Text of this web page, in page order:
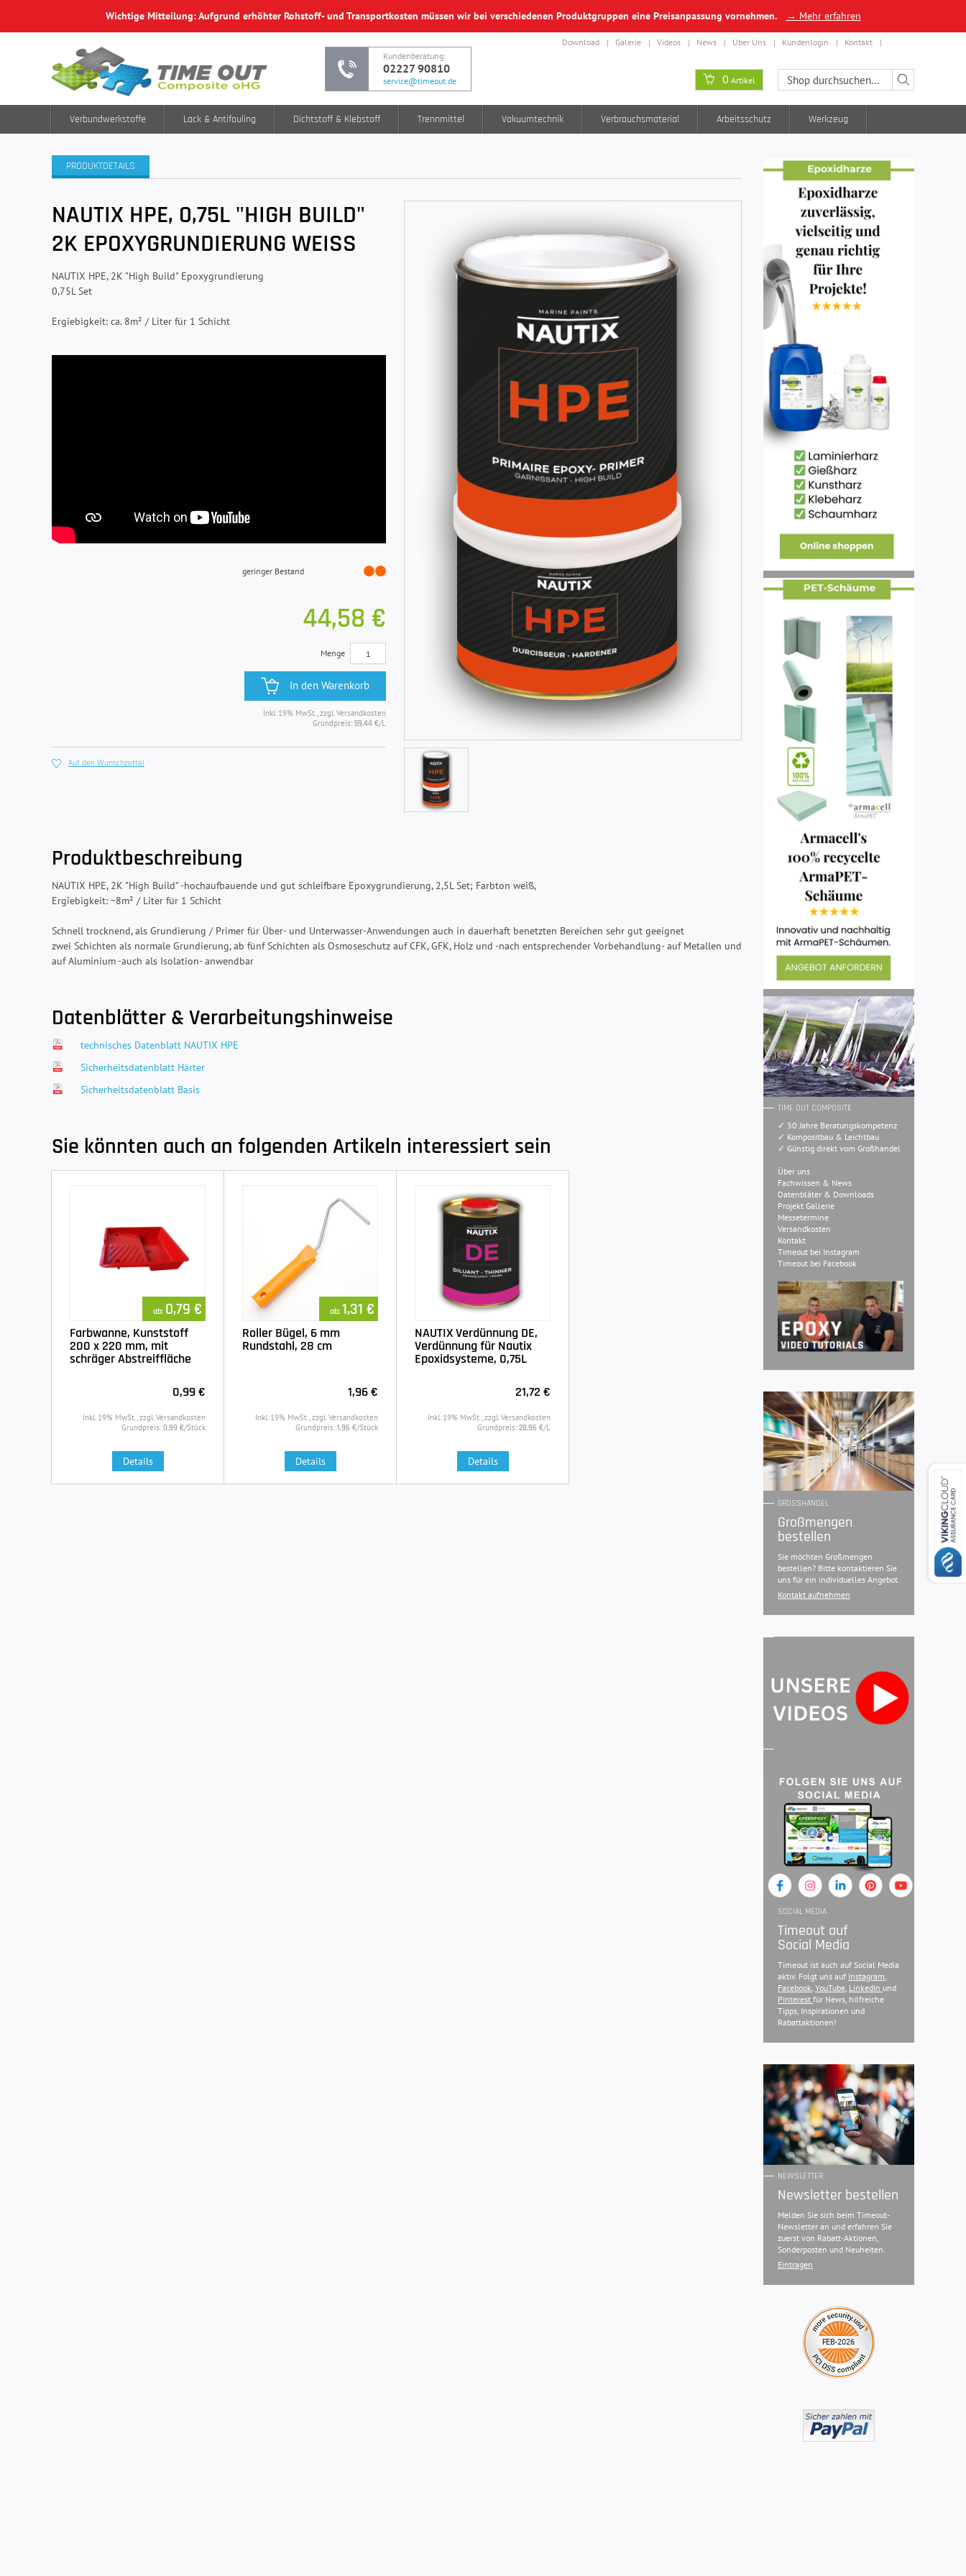
Wichtige Mitteilung: Aufgrund erhöhter Rohstoff- und Transportkosten müssen wir bei verschiedenen Produktgruppen eine Preisanpassung vornehmen. → Mehr erfahren
Kundenberatung:
02227 90810
service@timeout.de
Download Galerie Videos News Über Uns Kundenlogin Kontakt
0 Artikel
Verbundwerkstoffe Lack & Antifouling Dichtstoff & Klebstoff Trennmittel Vakuumtechnik Verbrauchsmaterial Arbeitsschutz Werkzeug
PRODUKTDETAILS
NAUTIX HPE, 0,75L "HIGH BUILD"
2K EPOXYGRUNDIERUNG WEISS
NAUTIX HPE, 2K "High Build" Epoxygrundierung
0,75L Set
Ergiebigkeit: ca. 8m² / Liter für 1 Schicht
geringer Bestand
44,58 €
Menge
In den Warenkorb
Inkl. 19% MwSt., zzgl. Versandkosten
Grundpreis: 59,44 €/L
Auf den Wunschzettel
Produktbeschreibung
NAUTIX HPE, 2K "High Build" -hochaufbauende und gut schleifbare Epoxygrundierung, 2,5L Set; Farbton weiß,
Ergiebigkeit: ~8m² / Liter für 1 Schicht
Schnell trocknend, als Grundierung / Primer für Über- und Unterwasser-Anwendungen auch in dauerhaft benetzten Bereichen sehr gut geeignet
zwei Schichten als normale Grundierung, ab fünf Schichten als Osmoseschutz auf CFK, GFK, Holz und -nach entsprechender Vorbehandlung- auf Metallen und
auf Aluminium -auch als Isolation- anwendbar
Datenblätter & Verarbeitungshinweise
technisches Datenblatt NAUTIX HPE
Sicherheitsdatenblatt Härter
Sicherheitsdatenblatt Basis
Sie könnten auch an folgenden Artikeln interessiert sein
ab: 0,79 €
Farbwanne, Kunststoff
200 x 220 mm, mit
schräger Abstreiffläche
0,99 €
Inkl. 19% MwSt., zzgl. Versandkosten
Grundpreis: 0,99 €/Stück
Details
ab: 1,31 €
Roller Bügel, 6 mm
Rundstahl, 28 cm
1,96 €
Inkl. 19% MwSt., zzgl. Versandkosten
Grundpreis: 1,96 €/Stück
Details
NAUTIX Verdünnung DE,
Verdünnung für Nautix
Epoxidsysteme, 0,75L
21,72 €
Inkl. 19% MwSt., zzgl. Versandkosten
Grundpreis: 28,96 €/L
Details
TIME OUT COMPOSITE
✓ 30 Jahre Beratungskompetenz
✓ Kompositbau & Leichtbau
✓ Günstig direkt vom Großhandel
Über uns
Fachwissen & News
Datenbläter & Downloads
Projekt Gallerie
Messetermine
Versandkosten
Kontakt
Timeout bei Instagram
Timeout bei Facebook
GROSSHANDEL
Großmengen
bestellen
Sie möchten Großmengen
bestellen? Bitte kontaktieren Sie
uns für ein individuelles Angebot.
Kontakt aufnehmen
SOCIAL MEDIA
Timeout auf
Social Media
Timeout ist auch auf Social Media
aktiv. Folgt uns auf Instagram,
Facebook, YouTube, LinkedIn und
Pinterest für News, hilfreiche
Tipps, Inspirationen und
Rabattaktionen!
NEWSLETTER
Newsletter bestellen
Melden Sie sich beim Timeout-
Newsletter an und erfahren Sie
zuerst von Rabatt-Aktionen,
Sonderposten und Neuheiten.
Eintragen